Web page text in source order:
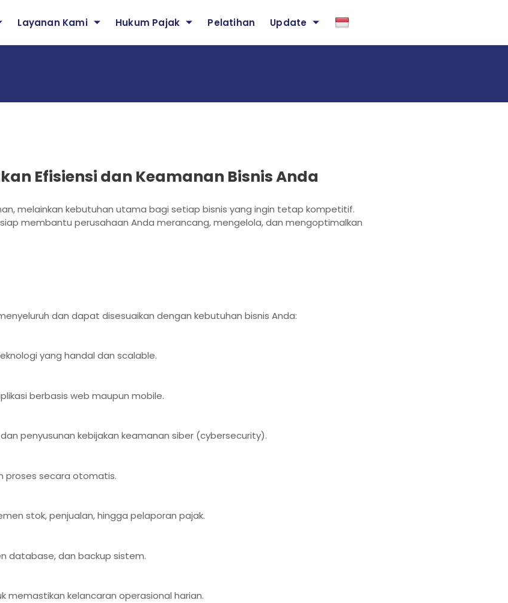
Layanan Kami Hukum Pajak Pelatihan Update
Efisiensi dan Keamanan Bisnis Anda
melainkan kebutuhan utama bagi setiap bisnis yang ingin tetap kompetitif.
membantu perusahaan Anda merancang, mengelola, dan mengoptimalkan
dan dapat disesuaikan dengan kebutuhan bisnis Anda:
yang handal dan scalable.
berbasis web maupun mobile.
penyusunan kebijakan keamanan siber (cybersecurity).
proses secara otomatis.
stok, penjualan, hingga pelaporan pajak.
database, dan backup sistem.
memastikan kelancaran operasional harian.